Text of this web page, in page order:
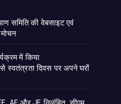
समिति की वेबसाइट एवं
में किया
स्वतंत्रता दिवस पर अपने घरों